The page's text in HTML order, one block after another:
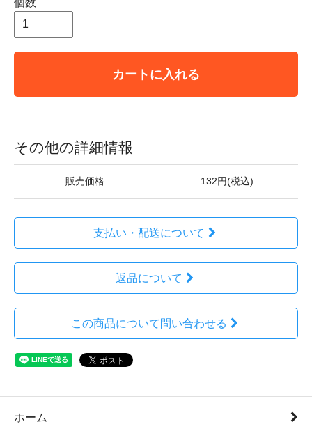
個数
カートに入れる
その他の詳細情報
販売価格 132円(税込)
支払い・配送について
返品について
この商品について問い合わせる
ホーム